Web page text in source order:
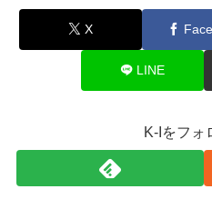
X
LINE
K-Iをフォ